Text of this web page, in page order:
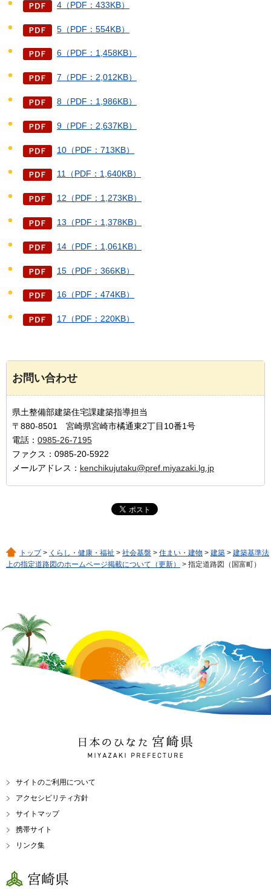
4（PDF：433KB）
5（PDF：554KB）
6（PDF：1,458KB）
7（PDF：2,012KB）
8（PDF：1,986KB）
9（PDF：2,637KB）
10（PDF：713KB）
11（PDF：1,640KB）
12（PDF：1,273KB）
13（PDF：1,378KB）
14（PDF：1,061KB）
15（PDF：366KB）
16（PDF：474KB）
17（PDF：220KB）
お問い合わせ
県土整備部建築住宅課建築指導担当
〒880-8501 宮崎県宮崎市橘通東2丁目10番1号
電話： 0985-26-7195
ファクス：0985-20-5922
メールアドレス： kenchikujutaku@pref.miyazaki.lg.jp
トップ> くらし・健康・福祉 > 社会基盤 > 住まい・建物 > 建築 > 建築基準法
上の指定道路図のホームページ掲載について（更新）
> 指定道路図（国富町）
日本のひなた 宮崎県
MIYAZAKI PREFECTURE
サイトのご利用について
アクセシビリティ方針
サイトマップ
携帯サイト
リンク集
宮崎県